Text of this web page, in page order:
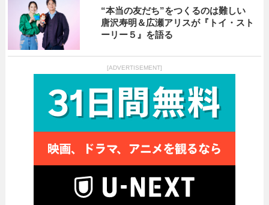
“本当の友だち”をつくるのは難しい
唐沢寿明＆広瀬アリスが『トイ・スト
ーリー５』を語る
[ADVERTISEMENT]